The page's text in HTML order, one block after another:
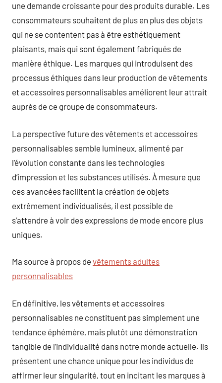
une demande croissante pour des produits durable. Les
consommateurs souhaitent de plus en plus des objets
qui ne se contentent pas à être esthétiquement
plaisants, mais qui sont également fabriqués de
manière éthique. Les marques qui introduisent des
processus éthiques dans leur production de vêtements
et accessoires personnalisables améliorent leur attrait
auprès de ce groupe de consommateurs.
La perspective future des vêtements et accessoires
personnalisables semble lumineux, alimenté par
l’évolution constante dans les technologies
d’impression et les substances utilisés. À mesure que
ces avancées facilitent la création de objets
extrêmement individualisés, il est possible de
s’attendre à voir des expressions de mode encore plus
uniques.
Ma source à propos de vêtements adultes
personnalisables
En définitive, les vêtements et accessoires
personnalisables ne constituent pas simplement une
tendance éphémère, mais plutôt une démonstration
tangible de l’individualité dans notre monde actuelle. Ils
présentent une chance unique pour les individus de
affirmer leur singularité, tout en incitant les marques à